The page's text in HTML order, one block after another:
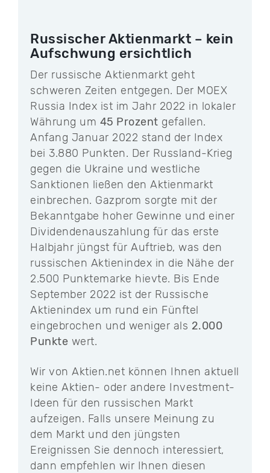
Russischer Aktienmarkt – kein
Aufschwung ersichtlich
Der russische Aktienmarkt geht
schweren Zeiten entgegen. Der MOEX
Russia Index ist im Jahr 2022 in lokaler
Währung um 45 Prozent gefallen.
Anfang Januar 2022 stand der Index
bei 3.880 Punkten. Der Russland-Krieg
gegen die Ukraine und westliche
Sanktionen ließen den Aktienmarkt
einbrechen. Gazprom sorgte mit der
Bekanntgabe hoher Gewinne und einer
Dividendenauszahlung für das erste
Halbjahr jüngst für Auftrieb, was den
russischen Aktienindex in die Nähe der
2.500 Punktemarke hievte. Bis Ende
September 2022 ist der Russische
Aktienindex um rund ein Fünftel
eingebrochen und weniger als 2.000
Punkte wert.
Wir von Aktien.net können Ihnen aktuell
keine Aktien- oder andere Investment-
Ideen für den russischen Markt
aufzeigen. Falls unsere Meinung zu
dem Markt und den jüngsten
Ereignissen Sie dennoch interessiert,
dann empfehlen wir Ihnen diesen